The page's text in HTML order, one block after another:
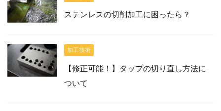
ステンレスの切削加工に困ったら？
加工技術
【修正可能！】タップの切り直し方法に
ついて